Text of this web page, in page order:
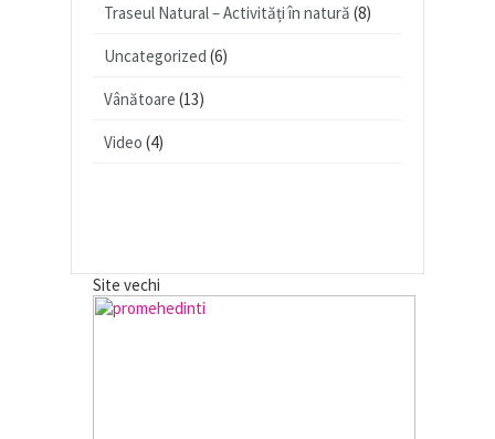
Traseul Natural – Activități în natură (8)
Uncategorized (6)
Vânătoare (13)
Video (4)
Site vechi